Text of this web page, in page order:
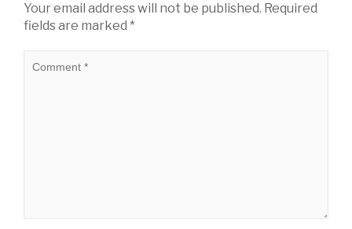
Your email address will not be published. Required
fields are marked *